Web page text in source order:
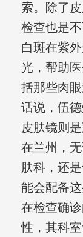
索。除了
检查也是
白斑在紫
光，帮助
括那些肉
话说，伍
皮肤镜则是
在兰州，
肤科，还
能会配备
在检查确
性，其科